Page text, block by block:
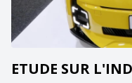
ETUDE SUR